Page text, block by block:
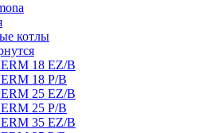
котлы
18 EZ/B
18 P/B
25 EZ/B
25 P/B
35 EZ/B